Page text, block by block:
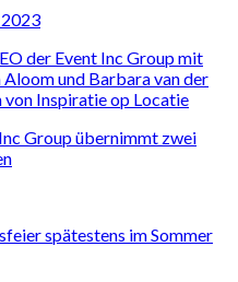
Group übernimmt zwei
spätestens im Sommer